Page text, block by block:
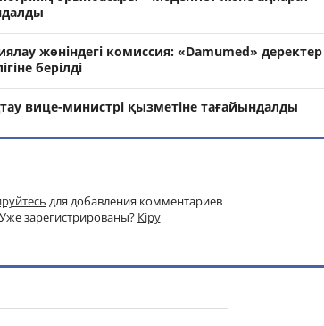
жөніндегі комиссия: «Damumed»
берілді
вице-министрі қызметіне тағайындалды
для добавления комментариев
Уже зарегистрированы? Кіру